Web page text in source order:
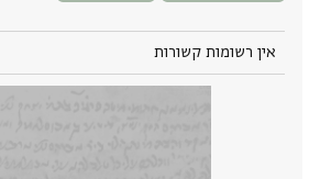
אין רשומות קשורות